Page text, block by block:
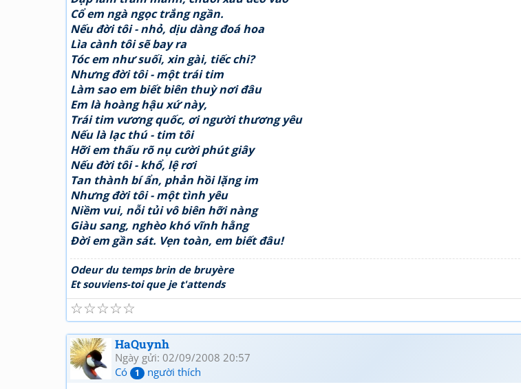
Cổ em ngà ngọc trắng ngần.
Nếu đời tôi - nhỏ, dịu dàng đoá hoa
Lìa cành tôi sẽ bay ra
Tóc em như suối, xin gài, tiếc chi?
Nhưng đời tôi - một trái tim
Làm sao em biết biên thuỳ nơi đâu
Em là hoàng hậu xứ này,
Trái tim vương quốc, ơi người thương yêu
Nếu là lạc thú - tim tôi
Hỡi em thấu rõ nụ cười phút giây
Nếu đời tôi - khổ, lệ rơi
Tan thành bí ẩn, phản hồi lặng im
Nhưng đời tôi - một tình yêu
Niềm vui, nỗi tủi vô biên hỡi nàng
Giàu sang, nghèo khó vĩnh hằng
Đời em gần sát. Vẹn toàn, em biết đâu!
Odeur du temps brin de bruyère
Et souviens-toi que je t'attends
☆
☆
☆
☆
☆
HaQuynh
Ngày gửi: 02/09/2008 20:57
Có
1 người thích